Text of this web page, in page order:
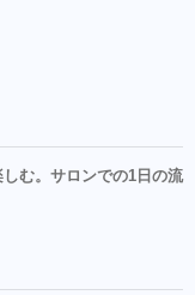
しむ。サロンでの1日の流